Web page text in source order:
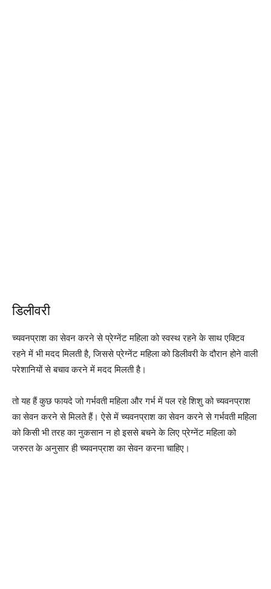
डिलीवरी
च्यवनप्राश का सेवन करने से प्रेग्नेंट महिला को स्वस्थ रहने के साथ एक्टिव
रहने में भी मदद मिलती है, जिससे प्रेग्नेंट महिला को डिलीवरी के दौरान होने वाली
परेशानियों से बचाव करने में मदद मिलती है।
तो यह हैं कुछ फायदे जो गर्भवती महिला और गर्भ में पल रहे शिशु को च्यवनप्राश
का सेवन करने से मिलते हैं। ऐसे में च्यवनप्राश का सेवन करने से गर्भवती महिला
को किसी भी तरह का नुकसान न हो इससे बचने के लिए प्रेग्नेंट महिला को
जरुरत के अनुसार ही च्यवनप्राश का सेवन करना चाहिए।